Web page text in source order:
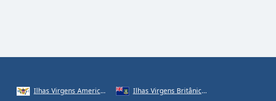
Ilhas Virgens Americanas Ilhas Virgens Britânicas